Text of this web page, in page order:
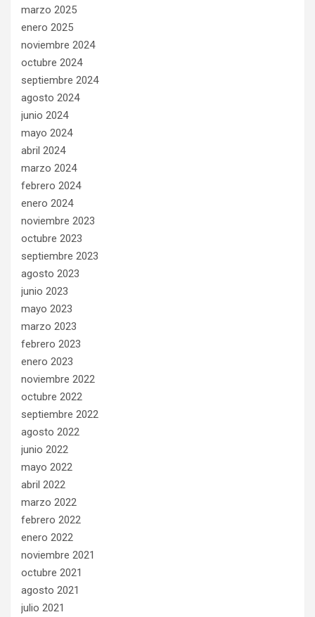
marzo 2025
enero 2025
noviembre 2024
octubre 2024
septiembre 2024
agosto 2024
junio 2024
mayo 2024
abril 2024
marzo 2024
febrero 2024
enero 2024
noviembre 2023
octubre 2023
septiembre 2023
agosto 2023
junio 2023
mayo 2023
marzo 2023
febrero 2023
enero 2023
noviembre 2022
octubre 2022
septiembre 2022
agosto 2022
junio 2022
mayo 2022
abril 2022
marzo 2022
febrero 2022
enero 2022
noviembre 2021
octubre 2021
agosto 2021
julio 2021